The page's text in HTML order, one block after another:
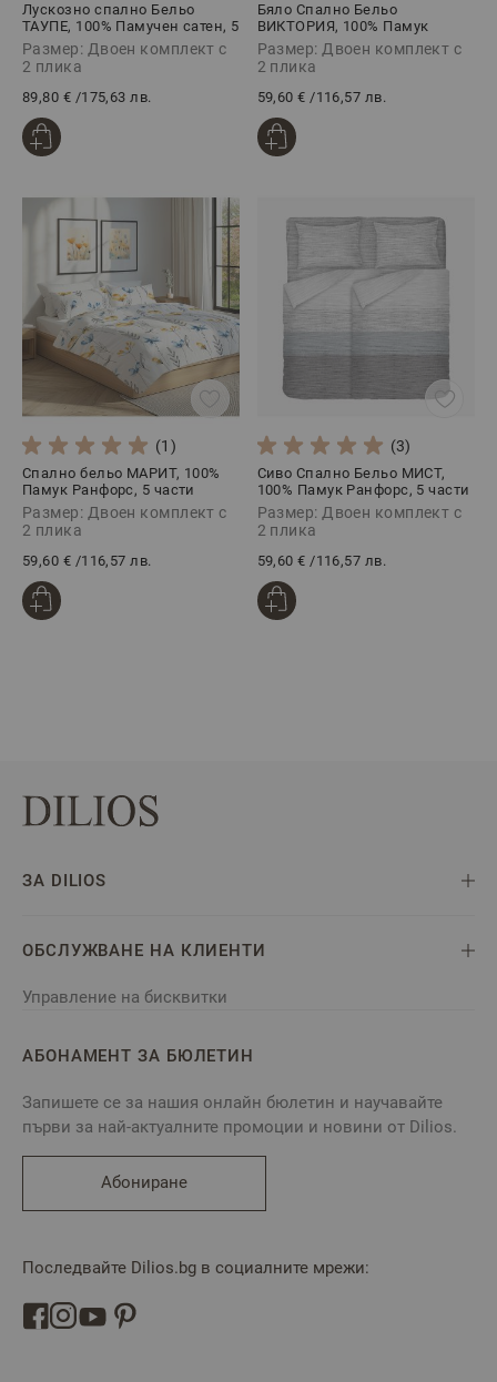
Лускозно спално Бельо
ТАУПЕ, 100% Памучен сатен, 5
части
Размер: Двоен комплект с
2 плика
89,80 € /175,63 лв.
Бяло Спално Бельо
ВИКТОРИЯ, 100% Памук
Ранфорс, 5 части
Размер: Двоен комплект с
2 плика
59,60 € /116,57 лв.
(1)
Спално бельо МАРИТ, 100%
Памук Ранфорс, 5 части
Размер: Двоен комплект с
2 плика
59,60 € /116,57 лв.
(3)
Сиво Спално Бельо МИСТ,
100% Памук Ранфорс, 5 части
Размер: Двоен комплект с
2 плика
59,60 € /116,57 лв.
ЗА DILIOS
ОБСЛУЖВАНЕ НА КЛИЕНТИ
Управление на бисквитки
АБОНАМЕНТ ЗА БЮЛЕТИН
Запишете се за нашия онлайн бюлетин и научавайте
първи за най-актуалните промоции и новини от Dilios.
Абониране
Последвайте Dilios.bg в социалните мрежи: